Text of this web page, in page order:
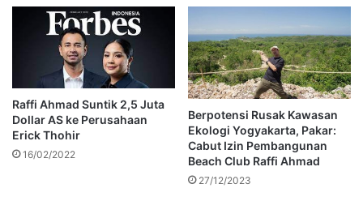
Raffi Ahmad Suntik 2,5 Juta
Dollar AS ke Perusahaan
Erick Thohir
16/02/2022
Berpotensi Rusak Kawasan
Ekologi Yogyakarta, Pakar:
Cabut Izin Pembangunan
Beach Club Raffi Ahmad
27/12/2023